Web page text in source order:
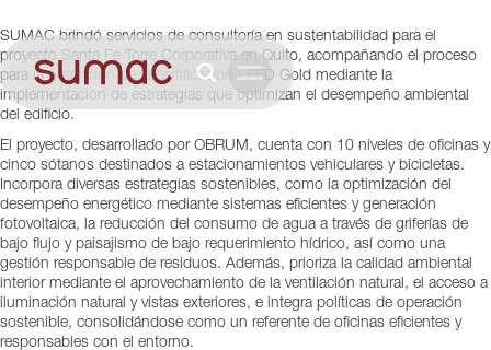
Quito, Ecuador
SUMAC brindó servicios de consultoría en sustentabilidad para el
proyecto Santa Fe Torre Corporativa en Quito, acompañando el proceso
para la obtención de la certificación LEED Gold mediante la
implementación de estrategias que optimizan el desempeño ambiental
del edificio.
El proyecto, desarrollado por OBRUM, cuenta con 10 niveles de oficinas y
cinco sótanos destinados a estacionamientos vehiculares y bicicletas.
Incorpora diversas estrategias sostenibles, como la optimización del
desempeño energético mediante sistemas eficientes y generación
fotovoltaica, la reducción del consumo de agua a través de griferías de
bajo flujo y paisajismo de bajo requerimiento hídrico, así como una
gestión responsable de residuos. Además, prioriza la calidad ambiental
interior mediante el aprovechamiento de la ventilación natural, el acceso a
iluminación natural y vistas exteriores, e integra políticas de operación
sostenible, consolidándose como un referente de oficinas eficientes y
responsables con el entorno.